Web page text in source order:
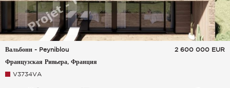
Вальбонн - Peyniblou
Французская Ривьера, Франция
2 600 000 EUR
V3734VA